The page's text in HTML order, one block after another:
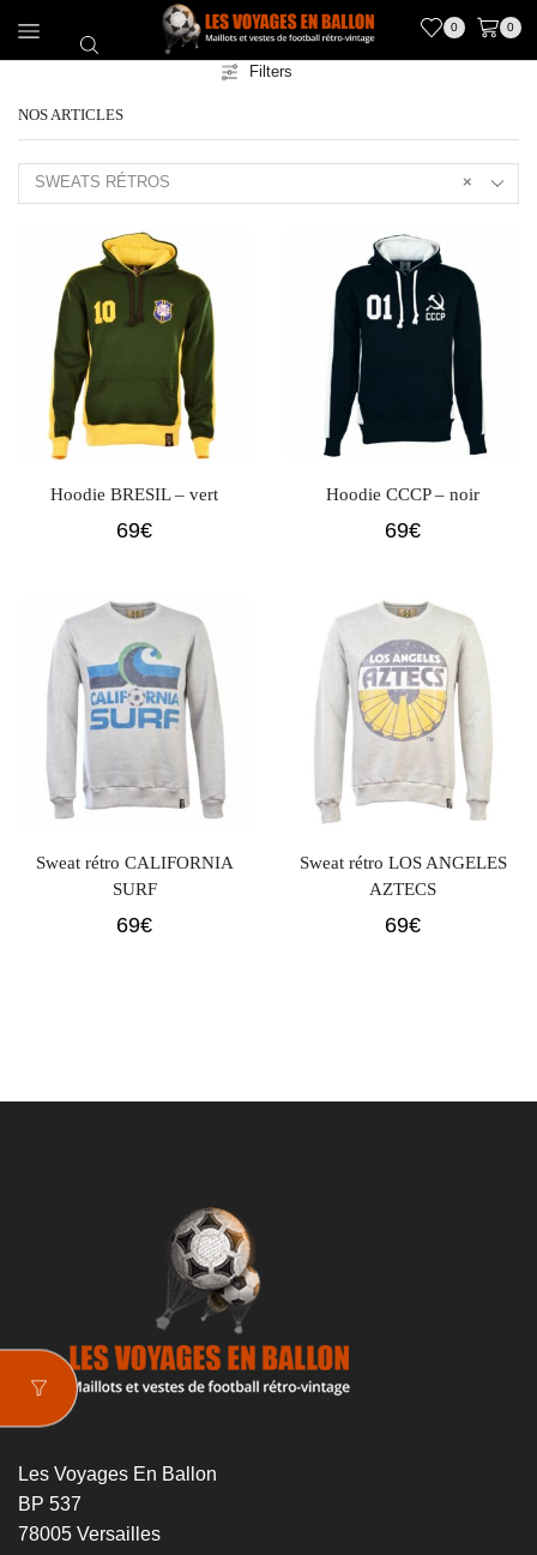
0 0
Filters
NOS ARTICLES
×
SWEATS RÉTROS
Hoodie BRESIL – vert
69€
Hoodie CCCP – noir
69€
Sweat rétro CALIFORNIA
SURF
69€
Sweat rétro LOS ANGELES
AZTECS
69€
Les Voyages En Ballon
BP 537
78005 Versailles